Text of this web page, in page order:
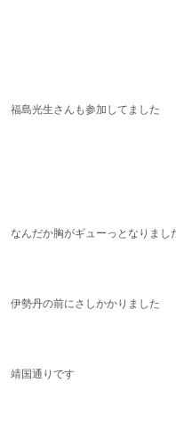
福島光生さんも参加してました
なんだか胸がギューっとなりま
伊勢丹の前にさしかかりました
靖国通りです